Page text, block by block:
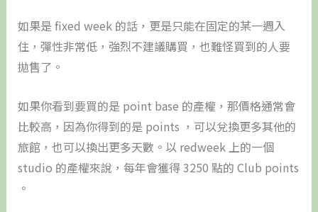
如果是 fixed week 的話，更是只能在固定的某一週入
住，彈性非常低，強烈不建議購買，也難怪買到的人要
拋售了。
如果你看到要買的是 point base 的產權，那價格通常會
比較高，因為你得到的是 points ，可以兌換更多其他的
旅館，也可以換出更多天數。以 redweek 上的一個
studio 的產權來說，每年會獲得 3250 點的 Club points
。